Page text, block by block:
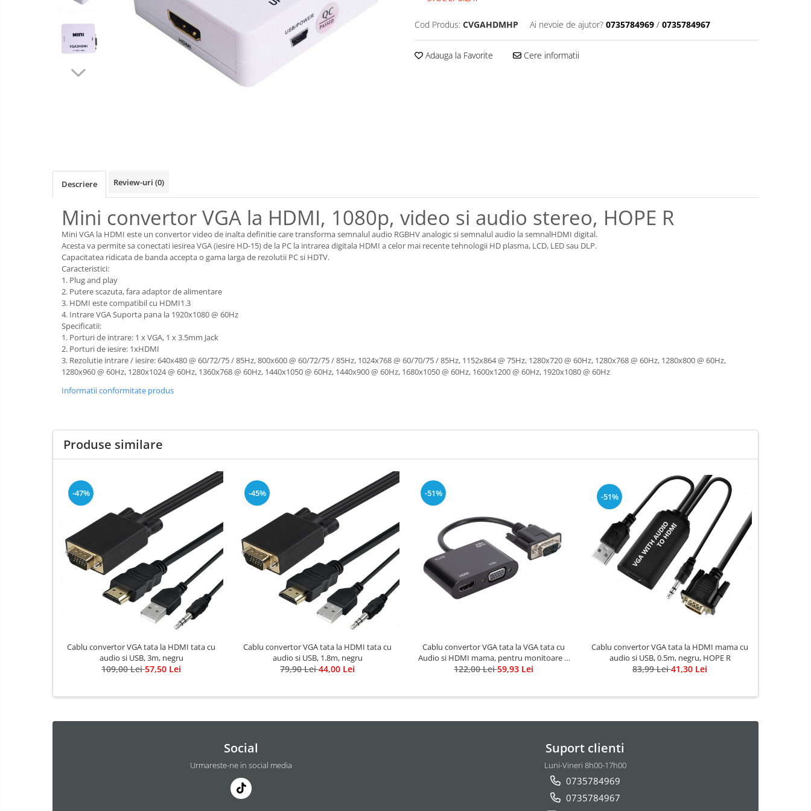
Instrumente de masura
conectori
video
compatibile
Jucarii
interactive
Monitoare LED
Redresoare auto
Suporturi TV
Tastaturi si huse tablete
Cod Produs: CVGAHDMHP Ai nevoie de ajutor? 0735784969 / 0735784967
Adauga la Favorite Cere informatii
Descriere Review-uri (0)
Mini convertor VGA la HDMI, 1080p, video si audio stereo, HOPE R
Mini VGA la HDMI este un convertor video de inalta definitie care transforma semnalul audio RGBHV analogic si semnalul audio la semnalHDMI digital.
Acesta va permite sa conectati iesirea VGA (iesire HD-15) de la PC la intrarea digitala HDMI a celor mai recente tehnologii HD plasma, LCD, LED sau DLP.
Capacitatea ridicata de banda accepta o gama larga de rezolutii PC si HDTV.
Caracteristici:
1. Plug and play
2. Putere scazuta, fara adaptor de alimentare
3. HDMI este compatibil cu HDMI1.3
4. Intrare VGA Suporta pana la 1920x1080 @ 60Hz
Specificatii:
1. Porturi de intrare: 1 x VGA, 1 x 3.5mm Jack
2. Porturi de iesire: 1xHDMI
3. Rezolutie intrare / iesire: 640x480 @ 60/72/75 / 85Hz, 800x600 @ 60/72/75 / 85Hz, 1024x768 @ 60/70/75 / 85Hz, 1152x864 @ 75Hz, 1280x720 @ 60Hz, 1280x768 @ 60Hz, 1280x800 @ 60Hz,
1280x960 @ 60Hz, 1280x1024 @ 60Hz, 1360x768 @ 60Hz, 1440x1050 @ 60Hz, 1440x900 @ 60Hz, 1680x1050 @ 60Hz, 1600x1200 @ 60Hz, 1920x1080 @ 60Hz
Informatii conformitate produs
Produse similare
-47%
Cablu convertor VGA tata la HDMI tata cu
audio si USB, 3m, negru
109,00 Lei57,50 Lei
-45%
Cablu convertor VGA tata la HDMI tata cu
audio si USB, 1.8m, negru
79,90 Lei44,00 Lei
-51%
Cablu convertor VGA tata la VGA tata cu
Audio si HDMI mama, pentru monitoare si
proiectoare, HOPE R
122,00 Lei59,93 Lei
-51%
Cablu convertor VGA tata la HDMI mama cu
audio si USB, 0.5m, negru, HOPE R
83,99 Lei41,30 Lei
Social
Urmareste-ne in social media
Suport clienti
Luni-Vineri 8h00-17h00
0735784969
0735784967